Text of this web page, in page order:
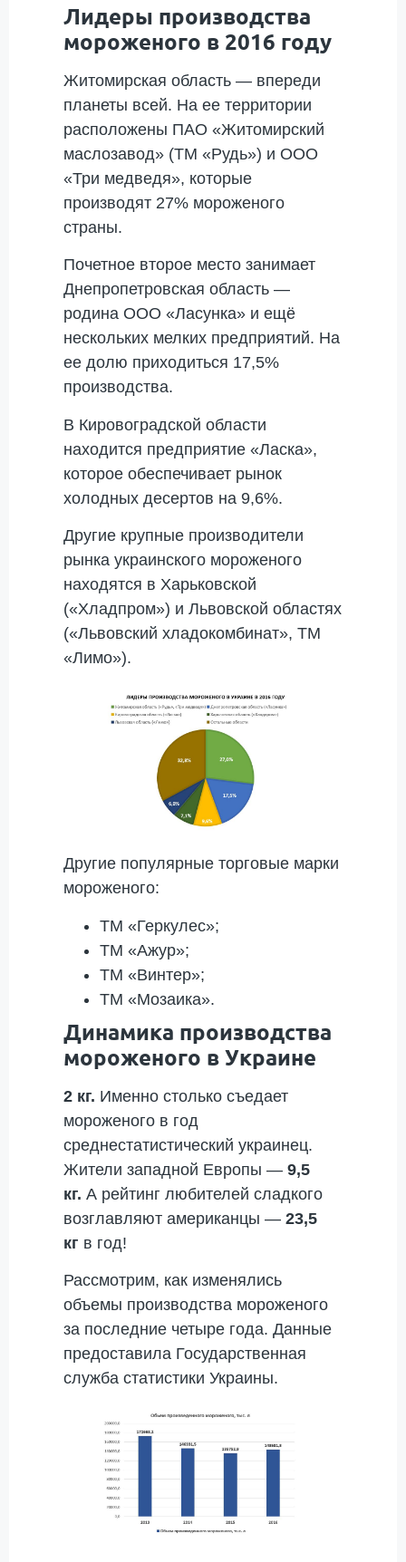
Лидеры производства
мороженого в 2016 году
Житомирская область — впереди
планеты всей. На ее территории
расположены ПАО «Житомирский
маслозавод» (ТМ «Рудь») и ООО
«Три медведя», которые
производят 27% мороженого
страны.
Почетное второе место занимает
Днепропетровская область —
родина ООО «Ласунка» и ещё
нескольких мелких предприятий. На
ее долю приходиться 17,5%
производства.
В Кировоградской области
находится предприятие «Ласка»,
которое обеспечивает рынок
холодных десертов на 9,6%.
Другие крупные производители
рынка украинского мороженого
находятся в Харьковской
(«Хладпром») и Львовской областях
(«Львовский хладокомбинат», ТМ
«Лимо»).
Другие популярные торговые марки
мороженого:
ТМ «Геркулес»;
ТМ «Ажур»;
ТМ «Винтер»;
ТМ «Мозаика».
Динамика производства
мороженого в Украине
2 кг. Именно столько съедает
мороженого в год
среднестатистический украинец.
Жители западной Европы — 9,5
кг. А рейтинг любителей сладкого
возглавляют американцы — 23,5
кг в год!
Рассмотрим, как изменялись
объемы производства мороженого
за последние четыре года. Данные
предоставила Государственная
служба статистики Украины.